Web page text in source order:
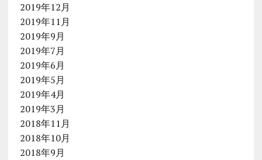
2019年12月
2019年11月
2019年9月
2019年7月
2019年6月
2019年5月
2019年4月
2019年3月
2018年11月
2018年10月
2018年9月